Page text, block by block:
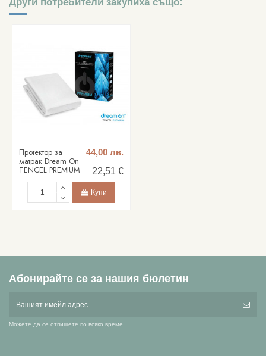
Протектор за
матрак Dream On
TENCEL PREMIUM
44,00 лв.
22,51 €
Купи
Абонирайте се за нашия бюлетин
Можете да се отпишете по всяко време.